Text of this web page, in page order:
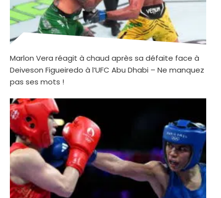
Marlon Vera réagit à chaud après sa défaite face à
Deiveson Figueiredo à l’UFC Abu Dhabi – Ne manquez
pas ses mots !